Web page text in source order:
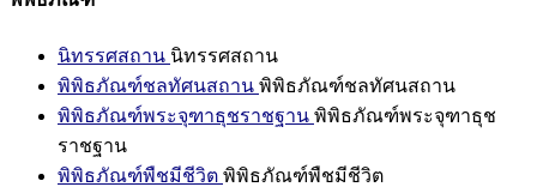
นิทรรศสถาน นิทรรศสถาน
พิพิธภัณฑ์ชลทัศนสถาน พิพิธภัณฑ์ชลทัศนสถาน
พิพิธภัณฑ์พระจุฑาธุชราชฐาน พิพิธภัณฑ์พระจุฑาธุช
ราชฐาน
พิพิธภัณฑ์พืชมีชีวิต พิพิธภัณฑ์พืชมีชีวิต